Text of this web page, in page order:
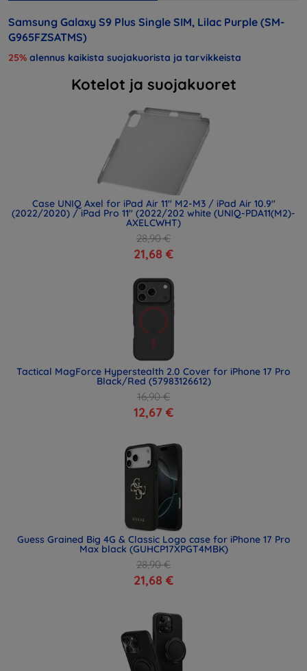
Samsung Galaxy S9 Plus Single SIM, Lilac Purple (SM-
G965FZSATMS)
25% alennus kaikista suojakuorista ja tarvikkeista
Kotelot ja suojakuoret
Case UNIQ Axel for iPad Air 11" M2-M3 / iPad Air 10.9"
(2022/2020) / iPad Pro 11" (2022/202 white (UNIQ-PDA11(M2)-
AXELCWHT)
28,90 €
21,68 €
Tactical MagForce Hyperstealth 2.0 Cover for iPhone 17 Pro
Black/Red (57983126612)
16,90 €
12,67 €
Guess Grained Big 4G & Classic Logo case for iPhone 17 Pro
Max black (GUHCP17XPGT4MBK)
28,90 €
21,68 €